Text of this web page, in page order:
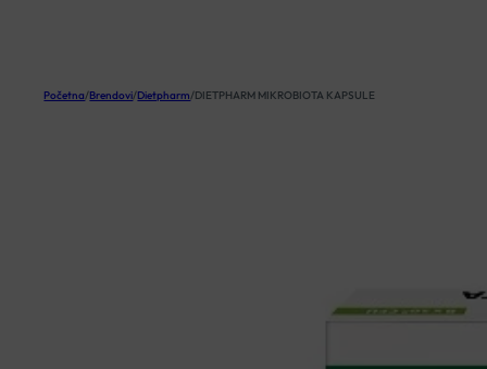
Početna/Brendovi/Dietpharm/DIETPHARM MIKROBIOTA KAPSULE